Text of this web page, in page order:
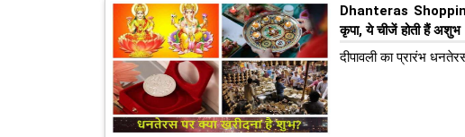
Dhanteras
कृपा, ये चीजें होती हैं अशुभ
दीपावली का प्रारंभ